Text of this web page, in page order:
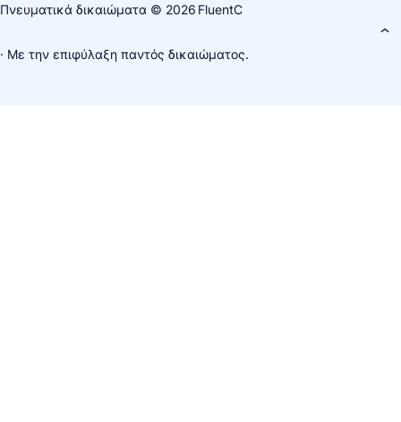
Πνευματικά δικαιώματα © 2026 FluentC
· Με την επιφύλαξη παντός δικαιώματος.